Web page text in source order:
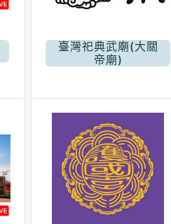
臺灣祀典武廟(大關
帝廟)